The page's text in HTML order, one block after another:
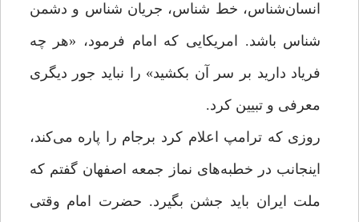
انسان‌شناس، خط شناس، جریان شناس و دشمن
شناس باشد. امریکایی که امام فرمود، «هر چه
فریاد دارید بر سر آن بکشید» را نباید جور دیگری
معرفی و تبیین کرد.
روزی که ترامپ اعلام کرد برجام را پاره می‌کند،
اینجانب در خطبه‌های نماز جمعه اصفهان گفتم که
ملت ایران باید جشن بگیرد. حضرت امام وقتی